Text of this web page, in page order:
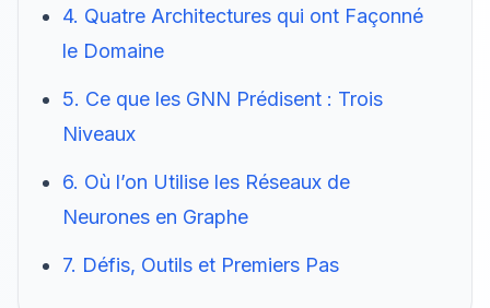
4. Quatre Architectures qui ont Façonné
le Domaine
5. Ce que les GNN Prédisent : Trois
Niveaux
6. Où l’on Utilise les Réseaux de
Neurones en Graphe
7. Défis, Outils et Premiers Pas